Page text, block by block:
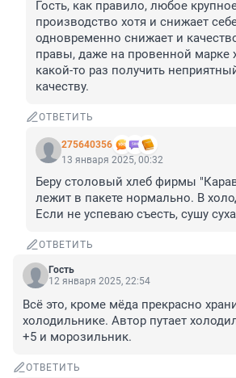
Гость, как правило, любое
производство хотя и снижает
одновременно снижает и
правы, даже на провенной марке
какой-то раз получить
качеству.
ОТВЕТИТЬ
275640356
13 января 2025, 00:32
Беру столовый хлеб фирмы
лежит в пакете нормально. В
Если не успеваю съесть, сушу
ОТВЕТИТЬ
Гость
12 января 2025, 22:54
Всё это, кроме мёда прекрасно
холодильнике. Автор путает
+5 и морозильник.
ОТВЕТИТЬ